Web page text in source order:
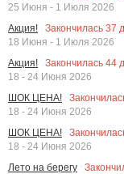
25 Июня - 1 Июля 2026
Акция!
Закончилась 37
18 Июня - 1 Июля 2026
Акция!
Закончилась 44
18 - 24 Июня 2026
ШОК ЦЕНА!
18 - 24 Июня 2026
ШОК ЦЕНА!
18 - 24 Июня 2026
Лето на берегу